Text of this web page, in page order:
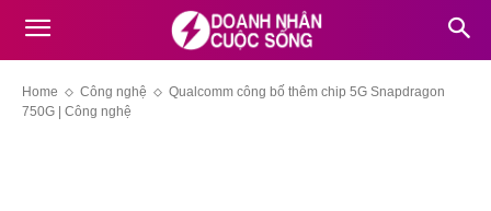
Home Công nghệ
Qualcomm công bố thêm chip 5G Snapdragon
750G | Công nghệ